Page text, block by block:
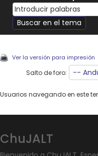
Ver la versión para impresión
Salto de foro:
Usuarios navegando en este
ChuJALT